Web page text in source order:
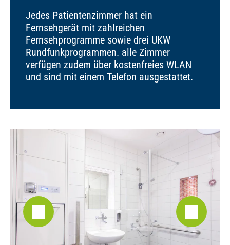
Jedes Patientenzimmer hat ein
Fernsehgerät mit zahlreichen
Fernsehprogramme sowie drei UKW
Rundfunkprogrammen. alle Zimmer
verfügen zudem über kostenfreies WLAN
und sind mit einem Telefon ausgestattet.